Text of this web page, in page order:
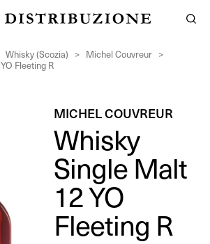
Whisky (Scozia) > Michel Couvreur >
Fleeting R
MICHEL COUVREUR
Whisky
Single Malt
12 YO
Fleeting R